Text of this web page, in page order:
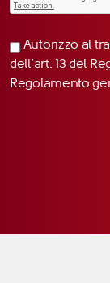
Autorizzo al
dell’art. 13 del
Regolamento